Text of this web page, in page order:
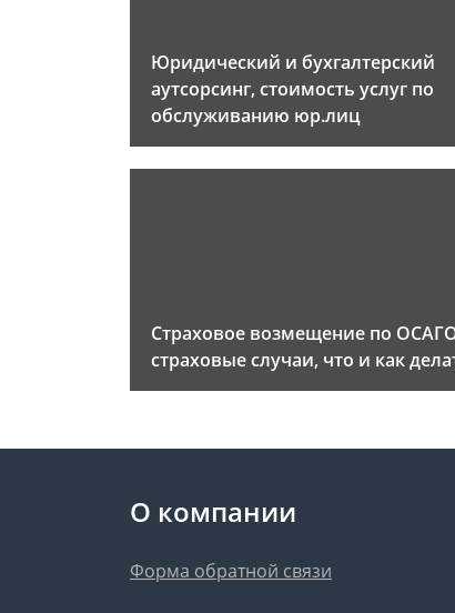
Юридический и бухгалтерский
аутсорсинг, стоимость услуг по
обслуживанию юр.лиц
Страховое возмещение по
страховые случаи, что и как
О компании
Форма обратной связи